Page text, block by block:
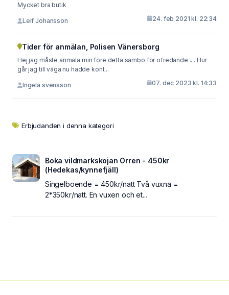
Mycket bra butik
Leif Johansson 24. feb 2021 kl. 22:34
Tider för anmälan, Polisen Vänersborg
Hej jag måste anmäla min före detta sambo för ofredande .... Hur
går jag till väga nu hadde kont...
Ingela svensson 07. dec 2023 kl. 14:33
Erbjudanden i denna kategori
Boka vildmarkskojan Orren - 450kr
(Hedekas/kynnefjäll)
Singelboende = 450kr/natt Två vuxna =
2*350kr/natt. En vuxen och et...